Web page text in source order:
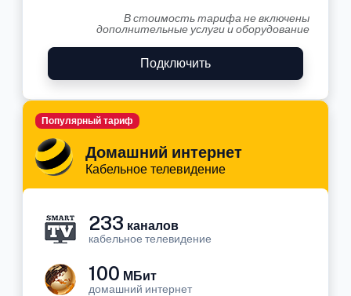
В стоимость тарифа не включены
дополнительные услуги и оборудование
Подключить
Домашний интернет
Кабельное телевидение
Популярный тариф
233 каналов
кабельное телевидение
100 МБит
домашний интернет